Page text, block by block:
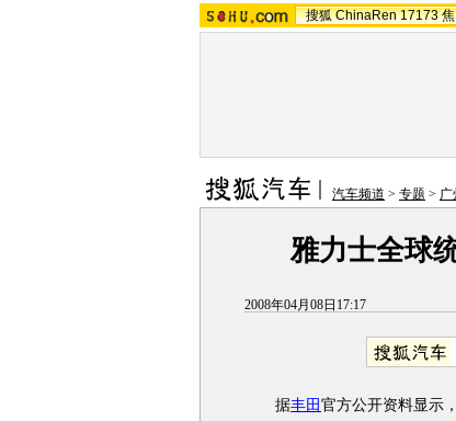
搜狐 ChinaRen 17173
汽车频道 > 专题 >
雅力士全球
2008年04月08日17:17
据丰田 官方公开资料显示